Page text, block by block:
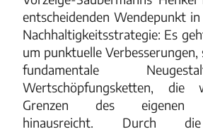
entscheidenden Wendepunkt
Nachhaltigkeitsstrategie: Es
um punktuelle
fundamentale
Wertschöpfungsketten,
Grenzen des eigenen
hinausreicht. Durch